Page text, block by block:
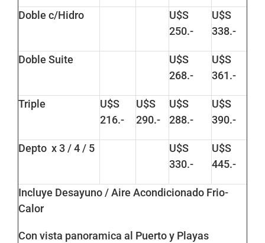
Doble c/Hidro
U$S
250.-
U$S
338.-
Doble Suite
U$S
268.-
U$S
361.-
Triple
U$S
216.-
U$S
290.-
U$S
288.-
U$S
390.-
Depto x 3 / 4 / 5
U$S
330.-
U$S
445.-
Incluye Desayuno / Aire Acondicionado Frio-
Calor
Con vista panoramica al Puerto y Playas